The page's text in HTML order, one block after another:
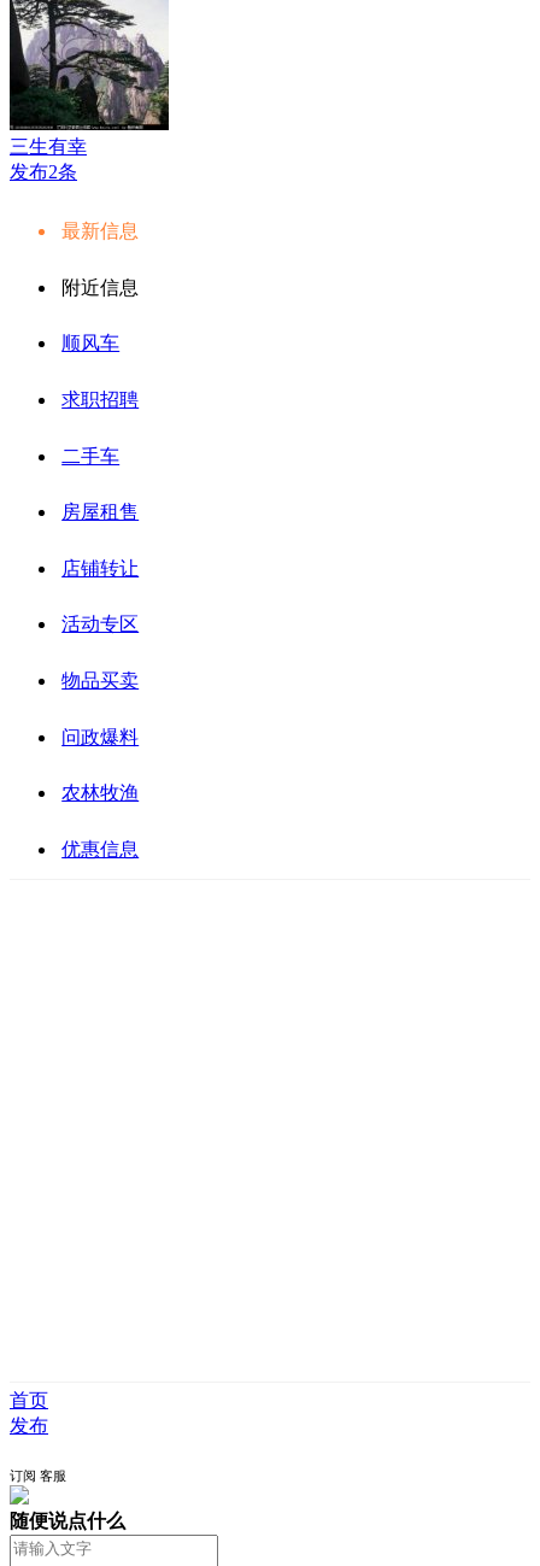
三生有幸
发布2条
最新信息
附近信息
顺风车
求职招聘
二手车
房屋租售
店铺转让
活动专区
物品买卖
问政爆料
农林牧渔
优惠信息
首页
发布
订阅 客服
随便说点什么